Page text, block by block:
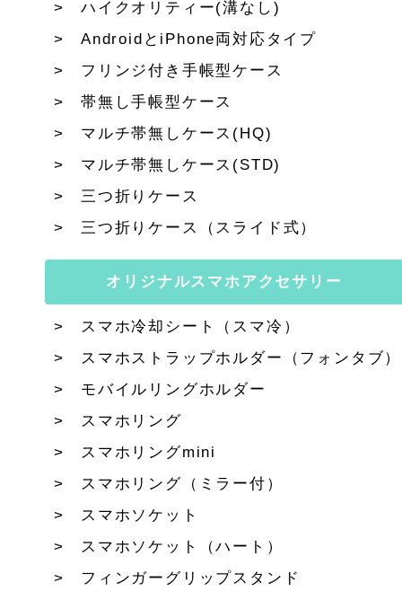
ハイクオリティー(溝なし)
AndroidとiPhone両対応タイプ
フリンジ付き手帳型ケース
帯無し手帳型ケース
マルチ帯無しケース(HQ)
マルチ帯無しケース(STD)
三つ折りケース
三つ折りケース（スライド式）
オリジナルスマホアクセサリー
スマホ冷却シート（スマ冷）
スマホストラップホルダー（フォンタブ）
モバイルリングホルダー
スマホリング
スマホリングmini
スマホリング（ミラー付）
スマホソケット
スマホソケット（ハート）
フィンガーグリップスタンド